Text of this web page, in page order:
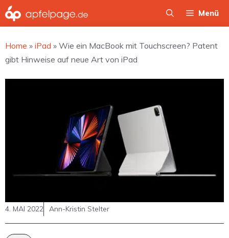
Zum
Inhalt
Menü
Home » iPad » Wie ein MacBook mit Touchscreen? Patent
gibt Hinweise auf neue Art von iPad
4. MAI 2022 Ann-Kristin Stelter